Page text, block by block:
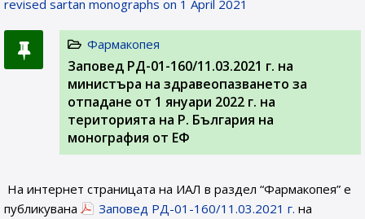
revised sartan monographs on 1 April 2021
Фармакопея
Заповед РД-01-160/11.03.2021 г. на
министъра на здравеопазването за
отпадане от 1 януари 2022 г. на
територията на Р. България на
монография от ЕФ
На интернет страницата на ИАЛ в раздел “Фармакопея” е
публикувана
Заповед РД-01-160/11.03.2021 г. на